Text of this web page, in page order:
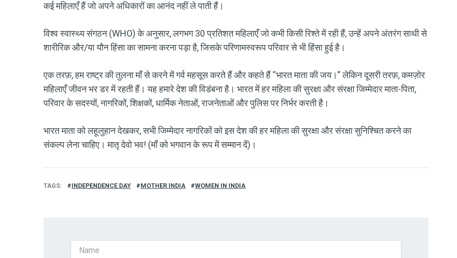
कई महिलाएँ हैं जो अपने अधिकारों का आनंद नहीं ले पाती हैं।
विश्व स्वास्थ्य संगठन (WHO) के अनुसार, लगभग 30 प्रतिशत महिलाएँ जो कभी किसी रिश्ते में रही हैं, उन्हें अपने अंतरंग साथी से
शारीरिक और/या यौन हिंसा का सामना करना पड़ा है, जिसके परिणामस्वरूप परिवार से भी हिंसा हुई है।
एक तरफ़, हम राष्ट्र की तुलना माँ से करने में गर्व महसूस करते हैं और कहते हैं “भारत माता की जय।” लेकिन दूसरी तरफ़, कमज़ोर
महिलाएँ जीवन भर डर में रहती हैं। यह हमारे देश की विडंबना है। भारत में हर महिला की सुरक्षा और संरक्षा जिम्मेदार माता-पिता,
परिवार के सदस्यों, नागरिकों, शिक्षकों, धार्मिक नेताओं, राजनेताओं और पुलिस पर निर्भर करती है।
भारत माता को लहूलुहान देखकर, सभी जिम्मेदार नागरिकों को इस देश की हर महिला की सुरक्षा और संरक्षा सुनिश्चित करने का
संकल्प लेना चाहिए। मातृ देवो भव! (माँ को भगवान के रूप में सम्मान दें)।
TAGS INDEPENDENCE DAY MOTHER INDIA WOMEN IN INDIA